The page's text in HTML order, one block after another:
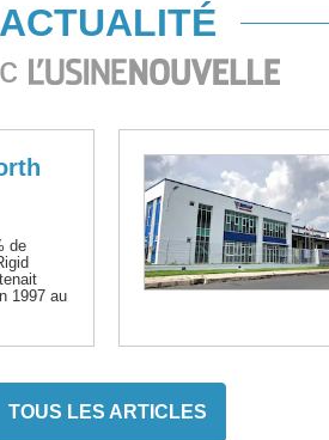
ACTUALITÉ
de
1997 au
TOUS LES ARTICLES